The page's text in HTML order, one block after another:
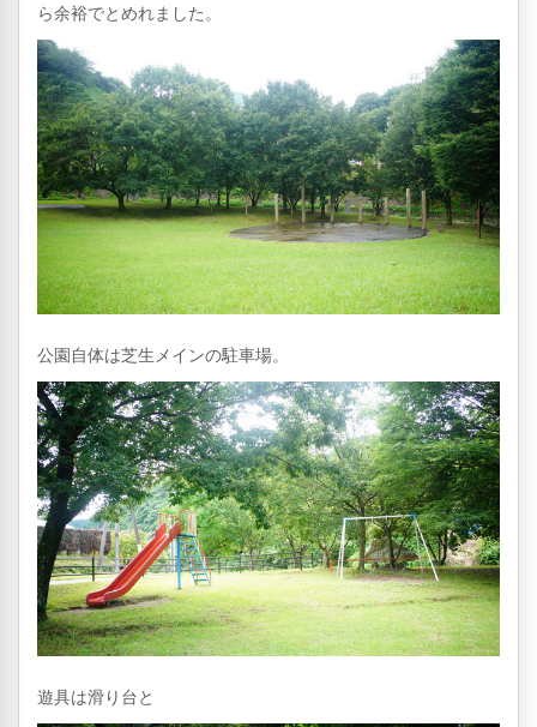
ら余裕でとめれました。
公園自体は芝生メインの駐車場。
遊具は滑り台と